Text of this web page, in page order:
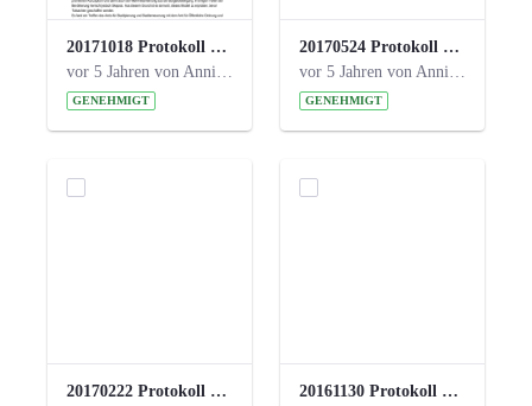
20171018 Protokoll 21. Steuerungskreis.pdf
vor 5 Jahren von Anni Schlumberger
GENEHMIGT
20170524 Protokoll 20. Steuerungskreis.pdf
vor 5 Jahren von Anni Schlumberger
GENEHMIGT
20170222 Protokoll 19. Steuerungskreis.pdf
20161130 Protokoll 18. Steuerungskreis.pdf